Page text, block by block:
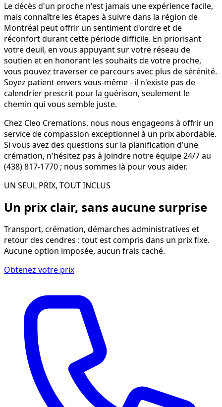
Le décès d'un proche n'est jamais une expérience facile,
mais connaître les étapes à suivre dans la région de
Montréal peut offrir un sentiment d'ordre et de
réconfort durant cette période difficile. En priorisant
votre deuil, en vous appuyant sur votre réseau de
soutien et en honorant les souhaits de votre proche,
vous pouvez traverser ce parcours avec plus de sérénité.
Soyez patient envers vous-même - il n'existe pas de
calendrier prescrit pour la guérison, seulement le
chemin qui vous semble juste.
Chez Cleo Cremations, nous nous engageons à offrir un
service de compassion exceptionnel à un prix abordable.
Si vous avez des questions sur la planification d'une
crémation, n'hésitez pas à joindre notre équipe 24/7 au
(438) 817-1770 ; nous sommes là pour vous aider.
UN SEUL PRIX, TOUT INCLUS
Un prix clair, sans aucune surprise
Transport, crémation, démarches administratives et
retour des cendres : tout est compris dans un prix fixe.
Aucune option imposée, aucun frais caché.
Obtenez votre prix